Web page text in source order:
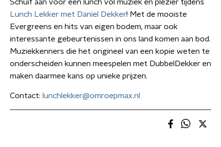
Schuif aan voor een lunch vol muziek en plezier tijdens
Lunch Lekker met Daniel Dekker! Met de mooiste
Evergreens en hits van eigen bodem, maar ook
interessante gebeurtenissen in ons land komen aan bod.
Muziekkenners die het origineel van een kopie weten te
onderscheiden kunnen meespelen met DubbelDekker en
maken daarmee kans op unieke prijzen.
Contact: lunchlekker@omroepmax.nl